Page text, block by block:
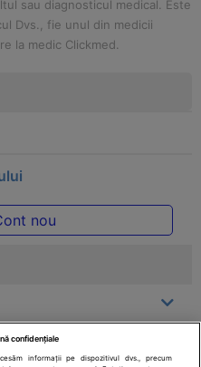
sau diagnosticul medical. Este
Dvs., fie unul din medicii
la medic Clickmed.
nou
confidențiale
informații pe dispozitivul dvs., precum